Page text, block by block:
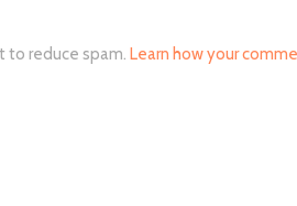
to reduce spam. Learn how your